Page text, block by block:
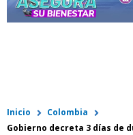
Inicio
Colombia
Gobierno decreta 3 días de